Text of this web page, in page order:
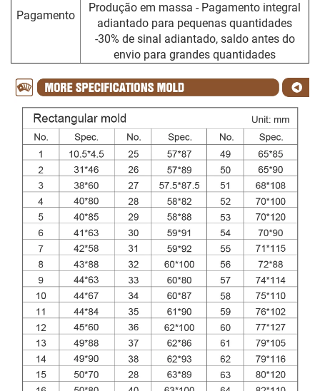
Pagamento
Produção em massa - Pagamento integral
adiantado para pequenas quantidades
-30% de sinal adiantado, saldo antes do
envio para grandes quantidades